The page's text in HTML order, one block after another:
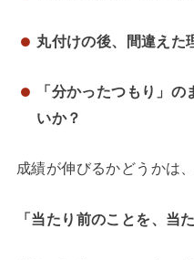
丸付けの後、間違えた
「分かったつもり」
いか？
成績が伸びるかどうかは
「当たり前のことを、当